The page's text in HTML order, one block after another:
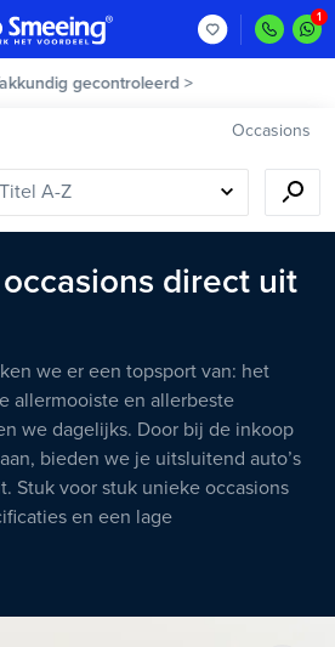
gecontroleerd >
Occasions
direct uit
we er een topsport van: het
allermooiste en allerbeste
we dagelijks. Door bij de inkoop
bieden we je uitsluitend auto’s
Stuk voor stuk unieke occasions
en een lage